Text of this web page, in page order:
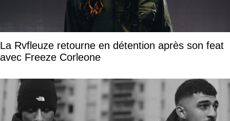
La Rvfleuze retourne en détention après son feat
avec Freeze Corleone